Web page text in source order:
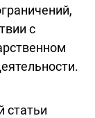
с
статьи